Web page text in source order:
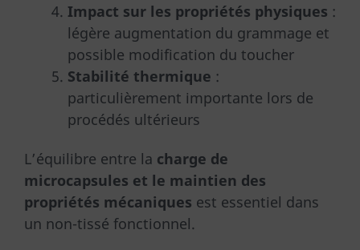
Impact sur les propriétés physiques :
légère augmentation du grammage et
possible modification du toucher
Stabilité thermique :
particulièrement importante lors de
procédés ultérieurs
L’équilibre entre la charge de
microcapsules et le maintien des
propriétés mécaniques est essentiel dans
un non-tissé fonctionnel.